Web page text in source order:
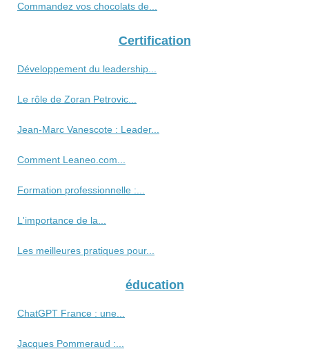
Commandez vos chocolats de...
Certification
Développement du leadership...
Le rôle de Zoran Petrovic...
Jean-Marc Vanescote : Leader...
Comment Leaneo.com...
Formation professionnelle :...
L'importance de la...
Les meilleures pratiques pour...
éducation
ChatGPT France : une...
Jacques Pommeraud :...